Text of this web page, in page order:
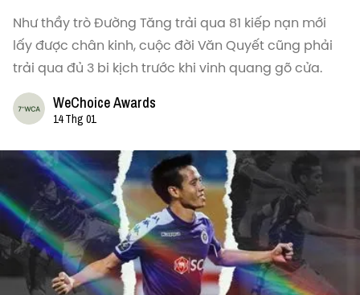
Như thầy trò Đường Tăng trải qua 81 kiếp nạn mới
lấy được chân kinh, cuộc đời Văn Quyết cũng phải
trải qua đủ 3 bi kịch trước khi vinh quang gõ cửa.
WeChoice Awards
14 Thg 01